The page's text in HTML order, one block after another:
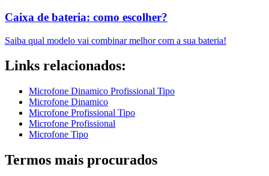
Caixa de bateria: como escolher?
Saiba qual modelo vai combinar melhor com a sua bateria!
Links relacionados:
Microfone Dinamico Profissional Tipo
Microfone Dinamico
Microfone Profissional Tipo
Microfone Profissional
Microfone Tipo
Termos mais procurados